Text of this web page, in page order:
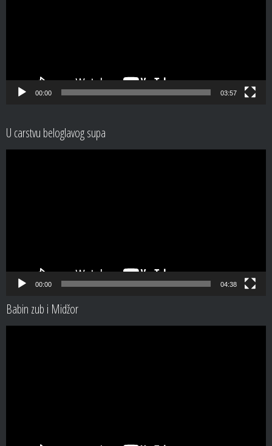
00:00 03:57
U carstvu beloglavog supa
00:00 04:38
Babin zub i Midžor